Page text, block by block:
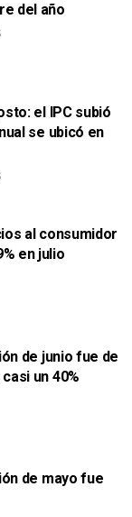
del año
el IPC subió
se ubicó en
al consumidor
en julio
de junio fue de
un 40%
de mayo fue